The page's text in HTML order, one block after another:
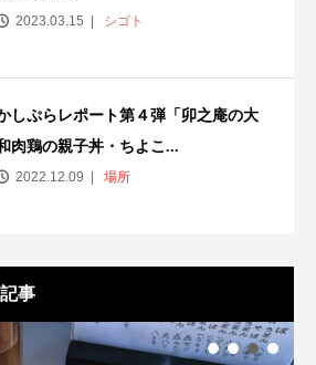
2023.03.15 シゴト
しぷらレポート第４弾「卯之庵の大
肉鶏の親子丼・ちよこ...
2022.12.09 場所
事